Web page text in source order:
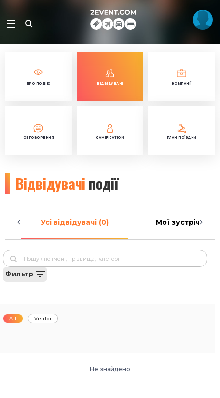
ПРО ПОДІЮ ВІДВІДУВАЧІ КОМПАНІЇ
ОБГОВОРЕННЯ GAMIFICATION ПЛАН ПОЇЗДКИ
Відвідувачі події
Усі відвідувачі (0) Мої зустрічі (0)
Фильтр
All Visitor
Не знайдено